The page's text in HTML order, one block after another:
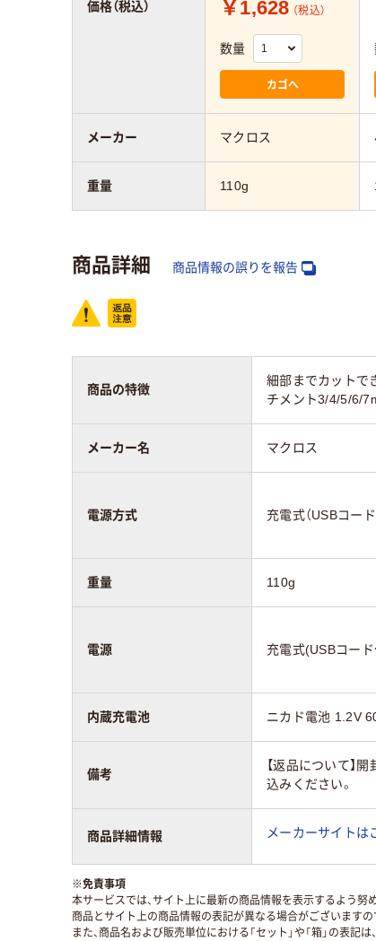
価格（税込） ￥1,628 （税込）
数量
カゴへ
メーカー マクロス
重量 110g
商品詳細 商品情報の誤りを報告
商品の特徴
細部までカットで
チメント3/4/5/6/
メーカー名 マクロス
電源方式 充電式（USBコード
重量 110g
電源 充電式(USBコー
内蔵充電池 ニカド電池 1.2V
備考
【返品について】
込みください。
商品詳細情報 メーカーサイトは
※免責事項
本サービスでは、サイト上に最新の商品情報を表示するよう努
商品とサイト上の商品情報の表記が異なる場合がございます
また、商品名および販売単位における「セット」や「箱」の表記